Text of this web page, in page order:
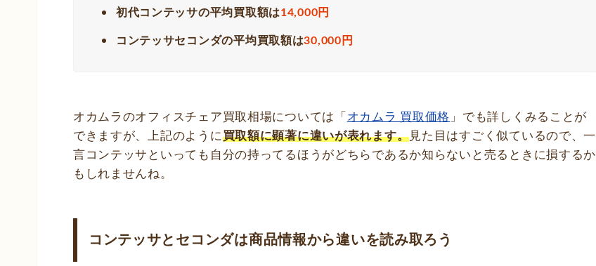
初代コンテッサの平均買取額は14,000円
コンテッサセコンダの平均買取額は30,000円
オカムラのオフィスチェア買取相場については「 オカムラ 買取価格 」でも詳しくみることが
できますが、上記のように買取額に顕著に違いが表れます。見た目はすごく似ているので、一
言コンテッサといっても自分の持ってるほうがどちらであるか知らないと売るときに損するか
もしれませんね。
コンテッサとセコンダは商品情報から違いを読み取ろう